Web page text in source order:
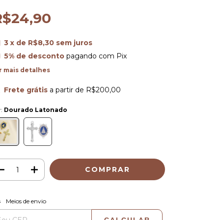
3 x de R$8,30 sem juros
5% de descontopagando com Pix
mais detalhes
Frete grátis a partir de R$200,00
Dourado Latonado
para o CEP:
Meios de envio